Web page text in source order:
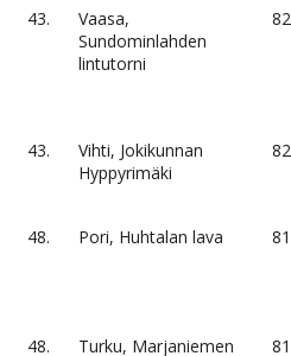
43.
Vaasa,
Sundominlahden
lintutorni
82
43.
Vihti, Jokikunnan
Hyppyrimäki
82
48. Pori, Huhtalan lava 81
48.
Turku, Marjaniemen
81